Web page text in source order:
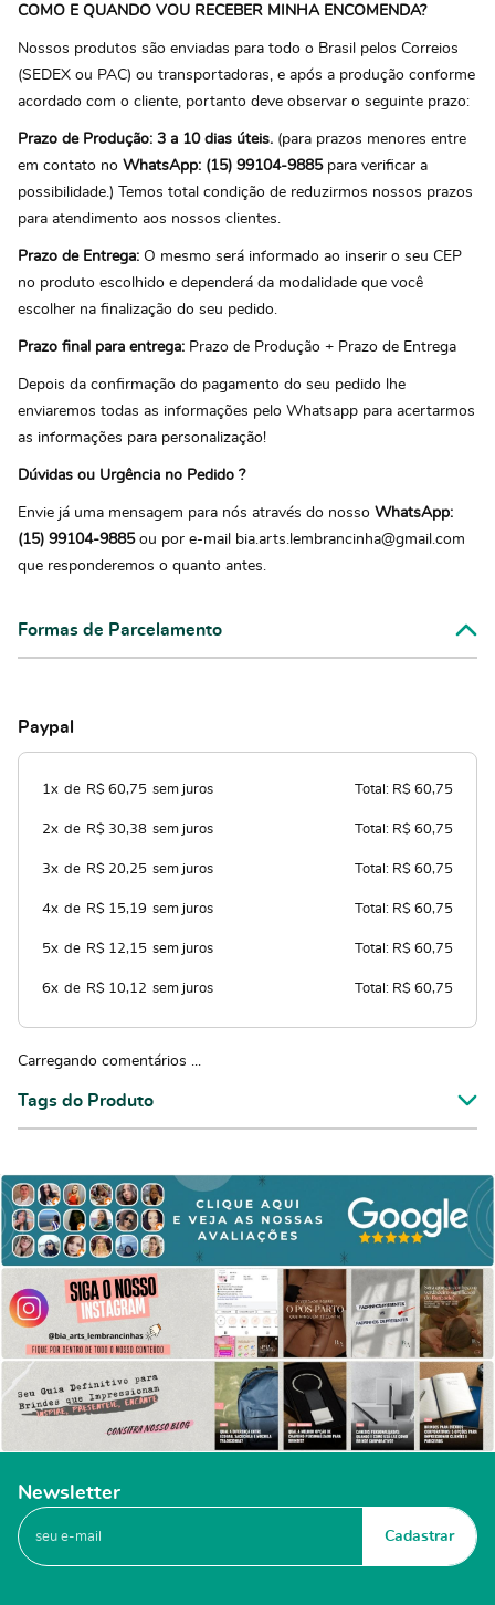
COMO E QUANDO VOU RECEBER MINHA ENCOMENDA?
Nossos produtos são enviadas para todo o Brasil pelos Correios
(SEDEX ou PAC) ou transportadoras, e após a produção conforme
acordado com o cliente, portanto deve observar o seguinte prazo:
Prazo de Produção: 3 a 10 dias úteis. (para prazos menores entre
em contato no WhatsApp: (15) 99104-9885 para verificar a
possibilidade.) Temos total condição de reduzirmos nossos prazos
para atendimento aos nossos clientes.
Prazo de Entrega: O mesmo será informado ao inserir o seu CEP
no produto escolhido e dependerá da modalidade que você
escolher na finalização do seu pedido.
Prazo final para entrega: Prazo de Produção + Prazo de Entrega
Depois da confirmação do pagamento do seu pedido lhe
enviaremos todas as informações pelo Whatsapp para acertarmos
as informações para personalização!
Dúvidas ou Urgência no Pedido ?
Envie já uma mensagem para nós através do nosso WhatsApp:
(15) 99104-9885 ou por e-mail bia.arts.lembrancinha@gmail.com
que responderemos o quanto antes.
Formas de Parcelamento
Paypal
1x de R$ 60,75 sem juros Total: R$ 60,75
2x de R$ 30,38 sem juros Total: R$ 60,75
3x de R$ 20,25 sem juros Total: R$ 60,75
4x de R$ 15,19 sem juros Total: R$ 60,75
5x de R$ 12,15 sem juros Total: R$ 60,75
6x de R$ 10,12 sem juros Total: R$ 60,75
Carregando comentários ...
Tags do Produto
Newsletter
Cadastrar